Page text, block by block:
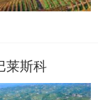
莱斯科